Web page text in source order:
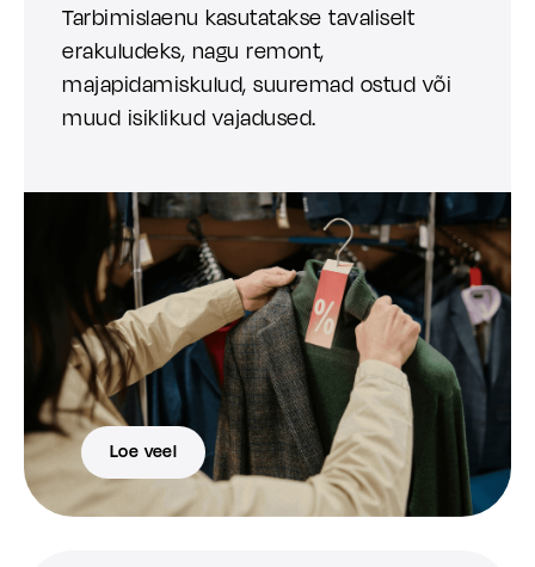
Tarbimislaenu kasutatakse tavaliselt
erakuludeks, nagu remont,
majapidamiskulud, suuremad ostud või
muud isiklikud vajadused.
Loe veel